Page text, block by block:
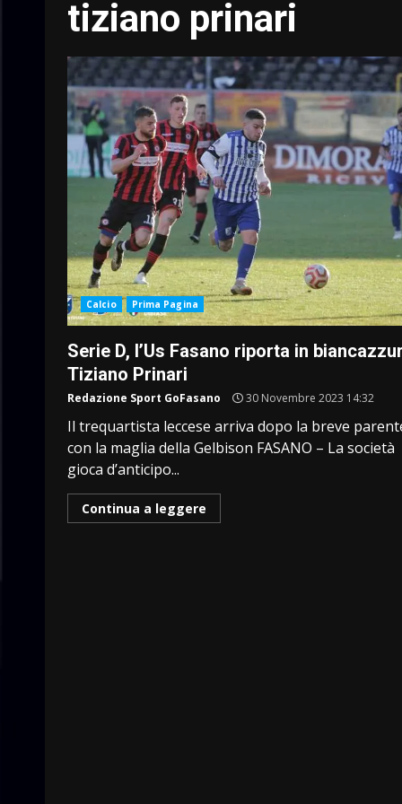
tiziano prinari
Calcio Prima Pagina
Serie D, l’Us Fasano riporta in
Tiziano Prinari
Redazione Sport GoFasano 30 Novembre 2023 14:32
Il trequartista leccese arriva dopo la breve
con la maglia della Gelbison FASANO – La società
gioca d’anticipo...
Continua a leggere